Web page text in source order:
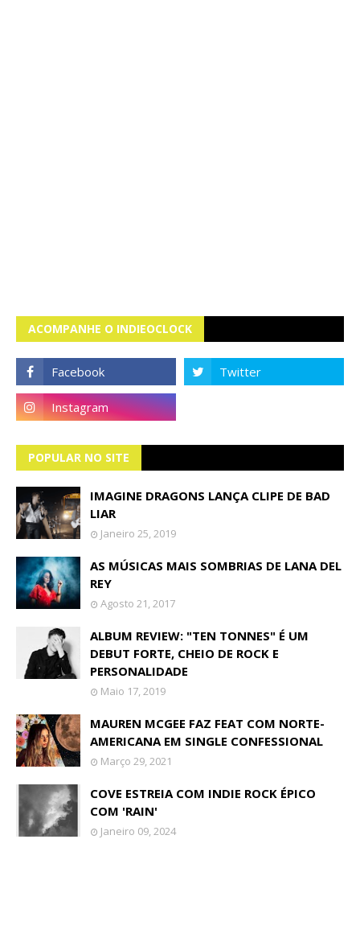
ACOMPANHE O INDIEOCLOCK
POPULAR NO SITE
IMAGINE DRAGONS LANÇA CLIPE DE BAD
LIAR
Janeiro 25, 2019
AS MÚSICAS MAIS SOMBRIAS DE LANA DEL
REY
Agosto 21, 2017
ALBUM REVIEW: "TEN TONNES" É UM
DEBUT FORTE, CHEIO DE ROCK E
PERSONALIDADE
Maio 17, 2019
MAUREN MCGEE FAZ FEAT COM NORTE-
AMERICANA EM SINGLE CONFESSIONAL
Março 29, 2021
COVE ESTREIA COM INDIE ROCK ÉPICO
COM 'RAIN'
Janeiro 09, 2024